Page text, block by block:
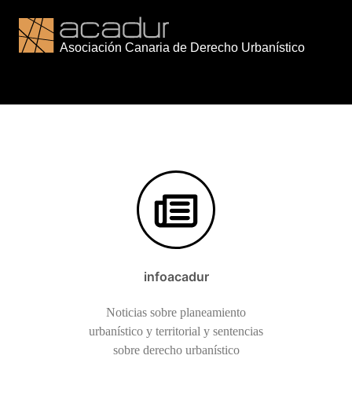
contenido
infoacadur
Noticias sobre planeamiento
urbanístico y territorial y sentencias
sobre derecho urbanístico